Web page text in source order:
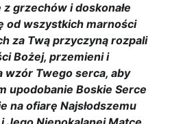
grzechów i doskonałe
od wszystkich marności
za Twą przyczyną rozpali
Bożej, przemieni i
wzór Twego serca, aby
upodobanie Boskie Serce
na ofiarę Najsłodszemu